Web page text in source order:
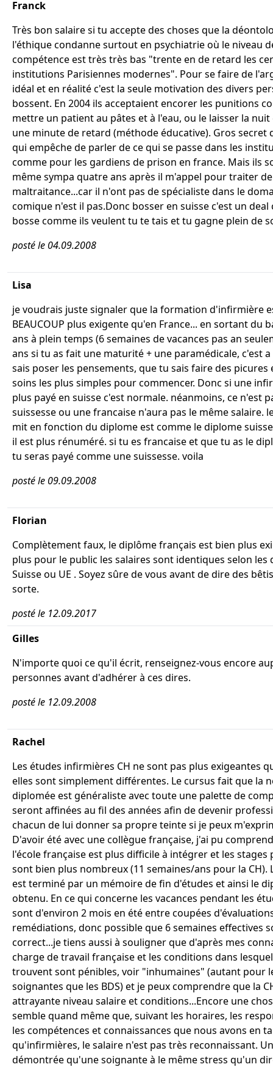
Franck
Très bon salaire si tu accepte des choses que la
l'éthique condanne surtout en psychiatrie où le niveau
compétence est très très bas "trente en de retard les
institutions Parisiennes modernes". Pour se faire de
idéal et en réalité c'est la seule motivation des divers
bossent. En 2004 ils acceptaient encorer les punitions
mettre un patient au pâtes et à l'eau, ou le laisser la
une minute de retard (méthode éducative). Gros secret
qui empêche de parler de ce qui se passe dans les
comme pour les gardiens de prison en france. Mais ils
même sympa quatre ans après il m'appel pour traiter
maltraitance...car il n'ont pas de spécialiste dans le
comique n'est il pas.Donc bosser en suisse c'est un deal
bosse comme ils veulent tu te tais et tu gagne plein de
posté le 04.09.2008
Lisa
je voudrais juste signaler que la formation d'infirmière
BEAUCOUP plus exigente qu'en France... en sortant du
ans à plein temps (6 semaines de vacances pas an
ans si tu as fait une maturité + une paramédicale, c'est
sais poser les pensements, que tu sais faire des picures
soins les plus simples pour commencer. Donc si une
plus payé en suisse c'est normale. néanmoins, ce n'est
suissesse ou une francaise n'aura pas le même salaire.
mit en fonction du diplome est comme le diplome
il est plus rénuméré. si tu es francaise et que tu as le
tu seras payé comme une suissesse. voila
posté le 09.09.2008
Florian
Complètement faux, le diplôme français est bien plus
plus pour le public les salaires sont identiques selon les
Suisse ou UE . Soyez sûre de vous avant de dire des
sorte.
posté le 12.09.2017
Gilles
N'importe quoi ce qu'il écrit, renseignez-vous encore
personnes avant d'adhérer à ces dires.
posté le 12.09.2008
Rachel
Les études infirmières CH ne sont pas plus exigeantes
elles sont simplement différentes. Le cursus fait que la
diplomée est généraliste avec toute une palette de
seront affinées au fil des années afin de devenir
chacun de lui donner sa propre teinte si je peux
D'avoir été avec une collègue française, j'ai pu
l'école française est plus difficile à intégrer et les stages
sont bien plus nombreux (11 semaines/ans pour la CH).
est terminé par un mémoire de fin d'études et ainsi le
obtenu. En ce qui concerne les vacances pendant les
sont d'environ 2 mois en été entre coupées
remédiations, donc possible que 6 semaines effectives
correct...je tiens aussi à souligner que d'après mes
charge de travail française et les conditions dans
trouvent sont pénibles, voir "inhumaines" (autant pour
soignantes que les BDS) et je peux comprendre que la
attrayante niveau salaire et conditions...Encore une
semble quand même que, suivant les horaires, les
les compétences et connaissances que nous avons en
qu'infirmières, le salaire n'est pas très reconnaissant.
démontrée qu'une soignante à le même stress qu'un